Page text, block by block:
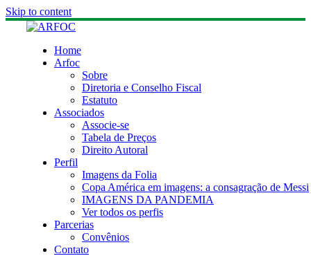
Skip to content
Home
Arfoc
Sobre
Diretoria e Conselho Fiscal
Estatuto
Associados
Associe-se
Tabela de Preços
Direito Autoral
Perfil
Imagens da Folia
Copa América em imagens: a consagração de Messi
IMAGENS DA PANDEMIA
Ver todos os perfis
Parcerias
Convênios
Contato